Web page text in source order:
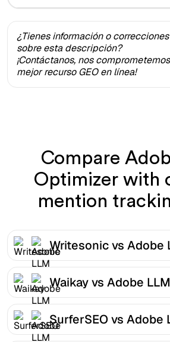
¿Tienes información o
sobre esta descripción?
¡Contáctanos, nos
mejor recurso GEO en línea!
Compare
Optimizer with
mention
Writesonic vs Adobe
Waikay vs Adobe
SurferSEO vs Adobe